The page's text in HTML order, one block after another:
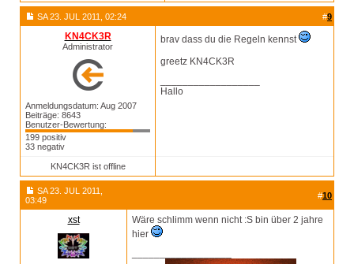
SA 23. JUL 2011, 02:24 #9
KN4CK3R
Administrator
Anmeldungsdatum: Aug 2007
Beiträge: 8643
Benutzer-Bewertung:
199 positiv
33 negativ
brav dass du die Regeln kennst
greetz KN4CK3R
Hallo
KN4CK3R ist offline
SA 23. JUL 2011,
03:49
#10
xst
Wäre schlimm wenn nicht :S bin über 2 jahre
hier